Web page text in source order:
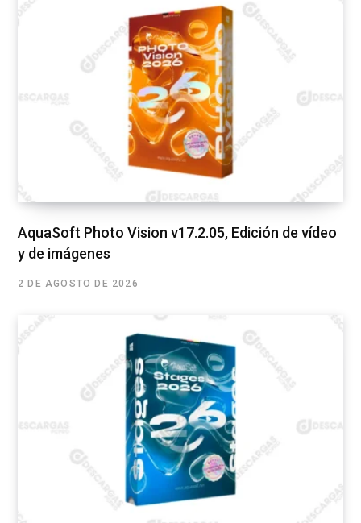
AquaSoft Photo Vision v17.2.05, Edición de vídeo
y de imágenes
2 DE AGOSTO DE 2026